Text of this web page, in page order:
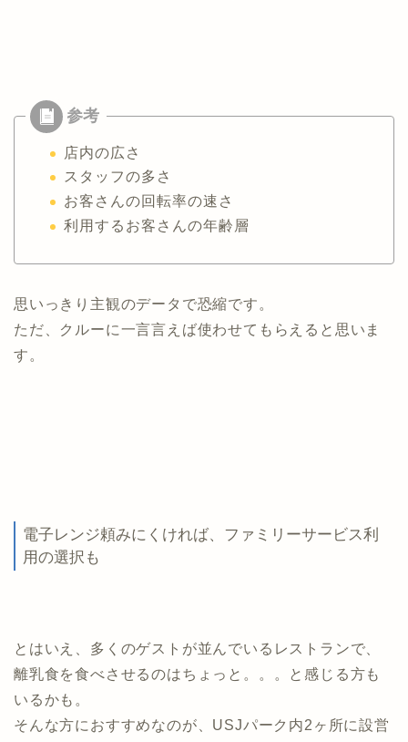
店内の広さ
スタッフの多さ
お客さんの回転率の速さ
利用するお客さんの年齢層
思いっきり主観のデータで恐縮です。
ただ、クルーに一言言えば使わせてもらえると思いま
す。
電子レンジ頼みにくければ、ファミリーサービス利
用の選択も
とはいえ、多くのゲストが並んでいるレストランで、
離乳食を食べさせるのはちょっと。。。と感じる方も
いるかも。
そんな方におすすめなのが、USJパーク内2ヶ所に設営